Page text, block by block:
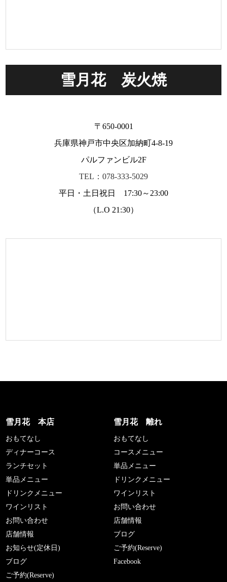
雪月花 炭火焼
〒650-0001
兵庫県神戸市中央区加納町4-8-19
パルファンビル2F
TEL：078-333-5029
平日・土日祝日 17:30～23:00
（L.O 21:30）
雪月花 本店
おもてなし
ディナーコース
ランチセット
単品メニュー
ドリンクメニュー
ワインリスト
お問い合わせ
店舗情報
お知らせ(定休日)
ブログ
ご予約(Reserve)
雪月花 離れ
おもてなし
コースメニュー
単品メニュー
ドリンクメニュー
ワインリスト
お問い合わせ
店舗情報
ブログ
ご予約(Reserve)
Facebook